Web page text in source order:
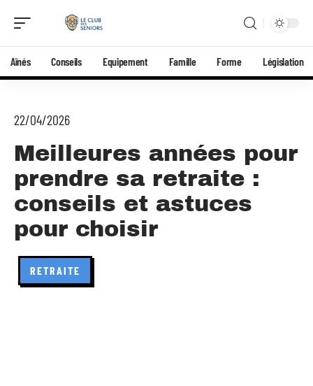
Aînés Conseils Equipement Famille Forme Législation
22/04/2026
Meilleures années pour
prendre sa retraite :
conseils et astuces
pour choisir
RETRAITE